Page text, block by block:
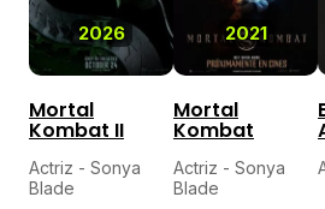
2026
Mortal
Kombat II
Actriz - Sonya
Blade
2021
Mortal
Kombat
Actriz - Sonya
Blade